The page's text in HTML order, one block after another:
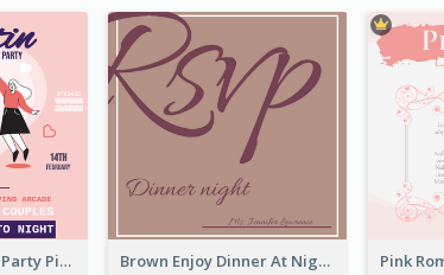
Modern Valentine Party Pink Invitation Design Templates Brown Enjoy Dinner At Night Invitation